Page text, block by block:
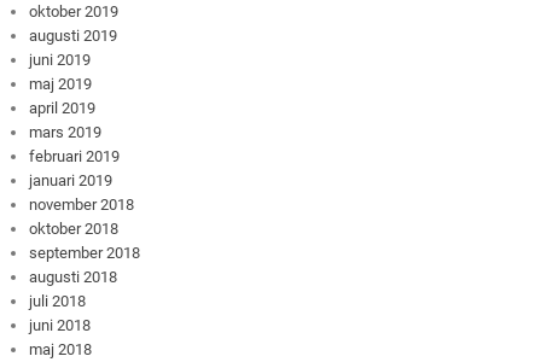
oktober 2019
augusti 2019
juni 2019
maj 2019
april 2019
mars 2019
februari 2019
januari 2019
november 2018
oktober 2018
september 2018
augusti 2018
juli 2018
juni 2018
maj 2018